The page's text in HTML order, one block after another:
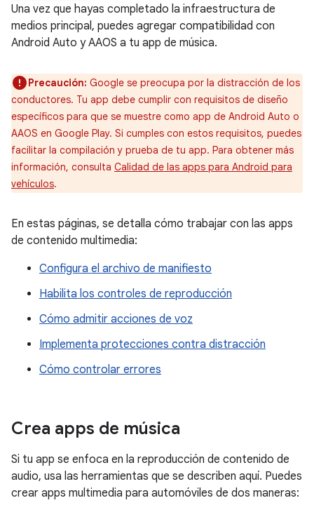
Una vez que hayas completado la infraestructura de
medios principal, puedes agregar compatibilidad con
Android Auto y AAOS a tu app de música.
Precaución: Google se preocupa por la distracción de los
conductores. Tu app debe cumplir con requisitos de diseño
específicos para que se muestre como app de Android Auto o
AAOS en Google Play. Si cumples con estos requisitos, puedes
facilitar la compilación y prueba de tu app. Para obtener más
información, consulta Calidad de las apps para Android para
vehículos.
En estas páginas, se detalla cómo trabajar con las apps
de contenido multimedia:
Configura el archivo de manifiesto
Habilita los controles de reproducción
Cómo admitir acciones de voz
Implementa protecciones contra distracción
Cómo controlar errores
Crea apps de música
Si tu app se enfoca en la reproducción de contenido de
audio, usa las herramientas que se describen aquí. Puedes
crear apps multimedia para automóviles de dos maneras: